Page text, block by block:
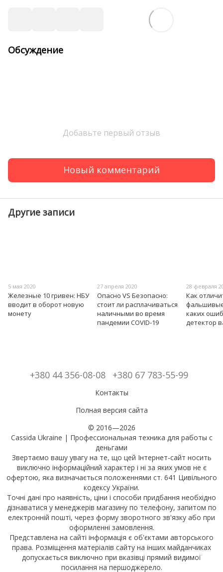
Обсуждение
Добавьте первый отзыв
Новый комментарий
Другие записи
5 мая 2020
Железные 10 гривен: НБУ
вводит в оборот новую
монету
27 апреля 2020
Опасно VS Безопасно:
стоит ли расплачиваться
наличными во время
пандемии COVID-19
28 февраля
Как
каких
детектор
+380 44 356-08-08 +380 67 783-55-99
Контакты
Полная версия сайта
© 2016—2026
Cassida Ukraine | Профессиональная техника для работы с
деньгами
Звертаємо вашу увагу на те, що цей Інтернет-сайт носить
виключно інформаційний характер і ні за яких умов не є
офертою, яка визначається положеннями ст. 641 Цивільного
кодексу України.
Точні дані про наявність, ціни і способи придбання необхідно
дізнаватися у менеджерів магазину по телефону, запитом по
електронній пошті, через форму зворотного зв'язку або при
оформленні замовлення.
Представлена на сайті інформація є об'єктами авторського
права. Розміщення матеріалів сайту на інших майданчиках
допускається виключно при вказівці прямий видимої
посилання на першоджерело.